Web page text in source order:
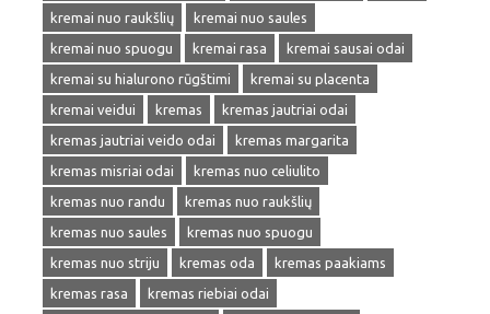
kremai nuo raukšlių
kremai nuo saules
kremai nuo spuogu
kremai rasa
kremai sausai odai
kremai su hialurono rūgštimi
kremai su placenta
kremai veidui
kremas
kremas jautriai odai
kremas jautriai veido odai
kremas margarita
kremas misriai odai
kremas nuo celiulito
kremas nuo randu
kremas nuo raukšlių
kremas nuo saules
kremas nuo spuogu
kremas nuo striju
kremas oda
kremas paakiams
kremas rasa
kremas riebiai odai